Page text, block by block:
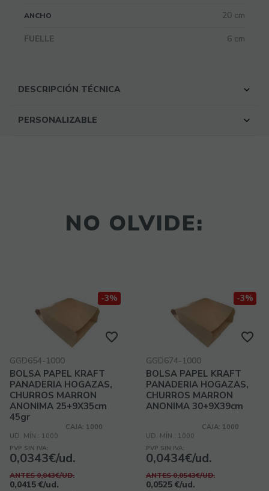
ANCHO 20 cm
FUELLE 6 cm
DESCRIPCIÓN TÉCNICA
PERSONALIZABLE
NO OLVIDE:
-3%
GGD654-1000
BOLSA PAPEL KRAFT
PANADERIA HOGAZAS,
CHURROS MARRON
ANONIMA 25+9X35cm
45gr
CAJA: 1000
UD. MÍN.: 1000
PVP SIN IVA:
0,0343€/ud.
ANTES 0,043€/UD.
0,0415 €/ud.
-3%
GGD674-1000
BOLSA PAPEL KRAFT
PANADERIA HOGAZAS,
CHURROS MARRON
ANONIMA 30+9X39cm
CAJA: 1000
UD. MÍN.: 1000
PVP SIN IVA:
0,0434€/ud.
ANTES 0,0543€/UD.
0,0525 €/ud.